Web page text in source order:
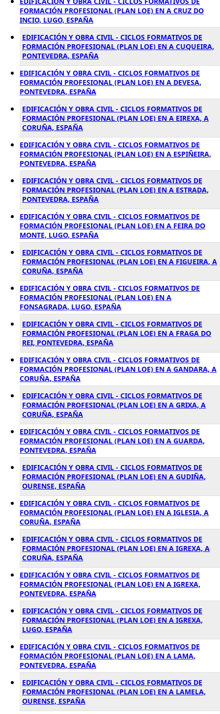
FORMACIÓN PROFESIONAL (PLAN LOE) EN A CRUZ DO
INCIO, LUGO, ESPAÑA
EDIFICACIÓN Y OBRA CIVIL - CICLOS FORMATIVOS DE
FORMACIÓN PROFESIONAL (PLAN LOE) EN A CUQUEIRA,
PONTEVEDRA, ESPAÑA
EDIFICACIÓN Y OBRA CIVIL - CICLOS FORMATIVOS DE
FORMACIÓN PROFESIONAL (PLAN LOE) EN A DEVESA,
PONTEVEDRA, ESPAÑA
EDIFICACIÓN Y OBRA CIVIL - CICLOS FORMATIVOS DE
FORMACIÓN PROFESIONAL (PLAN LOE) EN A EIREXA, A
CORUÑA, ESPAÑA
EDIFICACIÓN Y OBRA CIVIL - CICLOS FORMATIVOS DE
FORMACIÓN PROFESIONAL (PLAN LOE) EN A ESPIÑEIRA,
PONTEVEDRA, ESPAÑA
EDIFICACIÓN Y OBRA CIVIL - CICLOS FORMATIVOS DE
FORMACIÓN PROFESIONAL (PLAN LOE) EN A ESTRADA,
PONTEVEDRA, ESPAÑA
EDIFICACIÓN Y OBRA CIVIL - CICLOS FORMATIVOS DE
FORMACIÓN PROFESIONAL (PLAN LOE) EN A FEIRA DO
MONTE, LUGO, ESPAÑA
EDIFICACIÓN Y OBRA CIVIL - CICLOS FORMATIVOS DE
FORMACIÓN PROFESIONAL (PLAN LOE) EN A FIGUEIRA, A
CORUÑA, ESPAÑA
EDIFICACIÓN Y OBRA CIVIL - CICLOS FORMATIVOS DE
FORMACIÓN PROFESIONAL (PLAN LOE) EN A
FONSAGRADA, LUGO, ESPAÑA
EDIFICACIÓN Y OBRA CIVIL - CICLOS FORMATIVOS DE
FORMACIÓN PROFESIONAL (PLAN LOE) EN A FRAGA DO
REI, PONTEVEDRA, ESPAÑA
EDIFICACIÓN Y OBRA CIVIL - CICLOS FORMATIVOS DE
FORMACIÓN PROFESIONAL (PLAN LOE) EN A GANDARA, A
CORUÑA, ESPAÑA
EDIFICACIÓN Y OBRA CIVIL - CICLOS FORMATIVOS DE
FORMACIÓN PROFESIONAL (PLAN LOE) EN A GRIXA, A
CORUÑA, ESPAÑA
EDIFICACIÓN Y OBRA CIVIL - CICLOS FORMATIVOS DE
FORMACIÓN PROFESIONAL (PLAN LOE) EN A GUARDA,
PONTEVEDRA, ESPAÑA
EDIFICACIÓN Y OBRA CIVIL - CICLOS FORMATIVOS DE
FORMACIÓN PROFESIONAL (PLAN LOE) EN A GUDIÑA,
OURENSE, ESPAÑA
EDIFICACIÓN Y OBRA CIVIL - CICLOS FORMATIVOS DE
FORMACIÓN PROFESIONAL (PLAN LOE) EN A IGLESIA, A
CORUÑA, ESPAÑA
EDIFICACIÓN Y OBRA CIVIL - CICLOS FORMATIVOS DE
FORMACIÓN PROFESIONAL (PLAN LOE) EN A IGREXA, A
CORUÑA, ESPAÑA
EDIFICACIÓN Y OBRA CIVIL - CICLOS FORMATIVOS DE
FORMACIÓN PROFESIONAL (PLAN LOE) EN A IGREXA,
PONTEVEDRA, ESPAÑA
EDIFICACIÓN Y OBRA CIVIL - CICLOS FORMATIVOS DE
FORMACIÓN PROFESIONAL (PLAN LOE) EN A IGREXA,
LUGO, ESPAÑA
EDIFICACIÓN Y OBRA CIVIL - CICLOS FORMATIVOS DE
FORMACIÓN PROFESIONAL (PLAN LOE) EN A LAMA,
PONTEVEDRA, ESPAÑA
EDIFICACIÓN Y OBRA CIVIL - CICLOS FORMATIVOS DE
FORMACIÓN PROFESIONAL (PLAN LOE) EN A LAMELA,
OURENSE, ESPAÑA